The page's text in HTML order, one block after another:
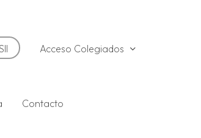
Acceso Colegiados
Contacto